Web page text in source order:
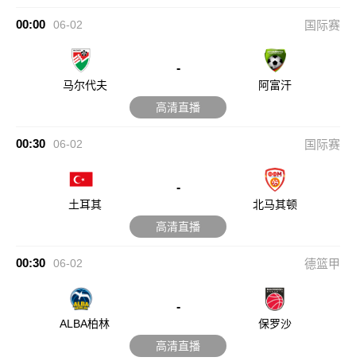
00:00 06-02 国际赛
马尔代夫
-
阿富汗
高清直播
00:30 06-02 国际赛
土耳其
-
北马其顿
高清直播
00:30 06-02 德篮甲
ALBA柏林
-
保罗沙
高清直播